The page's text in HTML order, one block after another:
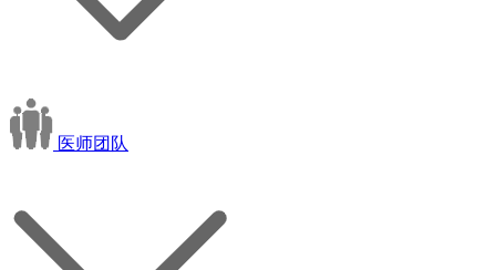
医师团队